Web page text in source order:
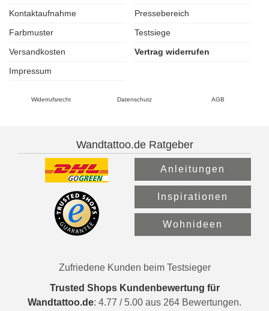
Kontaktaufnahme
Pressebereich
Farbmuster
Testsiege
Versandkosten
Vertrag widerrufen
Impressum
Widerrufsrecht Datenschutz AGB
Wandtattoo.de Ratgeber
Anleitungen
Inspirationen
Wohnideen
Zufriedene Kunden beim Testsieger
Trusted Shops Kundenbewertung für
Wandtattoo.de: 4.77 / 5.00 aus 264 Bewertungen.